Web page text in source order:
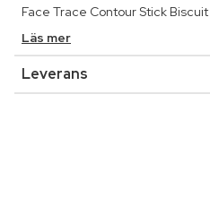
Face Trace Contour Stick
Läs mer
Leverans